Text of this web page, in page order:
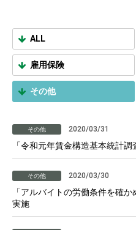
ALL
雇用保険
その他
その他 2020/03/31
「令和元年賃金構造基本統計
その他 2020/03/30
「アルバイトの労働条件を確
実施